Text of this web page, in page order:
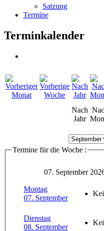
Satzung
Termine
Terminkalender
Nach
Jahr
Termine für die Woche :
07. September
Montag
07. September
Dienstag
08. September